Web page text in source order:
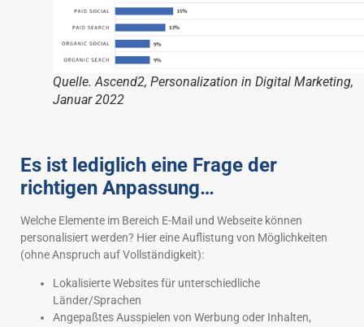
Quelle. Ascend2, Personalization in Digital Marketing,
Januar 2022
Es ist lediglich eine Frage der
richtigen Anpassung…
Welche Elemente im Bereich E-Mail und Webseite können
personalisiert werden? Hier eine Auflistung von Möglichkeiten
(ohne Anspruch auf Vollständigkeit):
Lokalisierte Websites für unterschiedliche
Länder/Sprachen
Angepaßtes Ausspielen von Werbung oder Inhalten,